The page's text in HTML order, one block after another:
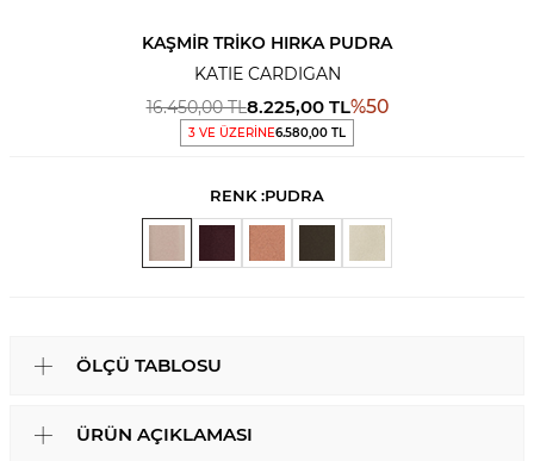
KAŞMIR TRIKO HIRKA PUDRA
KATIE CARDIGAN
16.450,00TL8.225,00TL%50
3 VE ÜZERİNE6.580,00 TL
RENK :PUDRA
ÖLÇÜ TABLOSU
ÜRÜN AÇIKLAMASI